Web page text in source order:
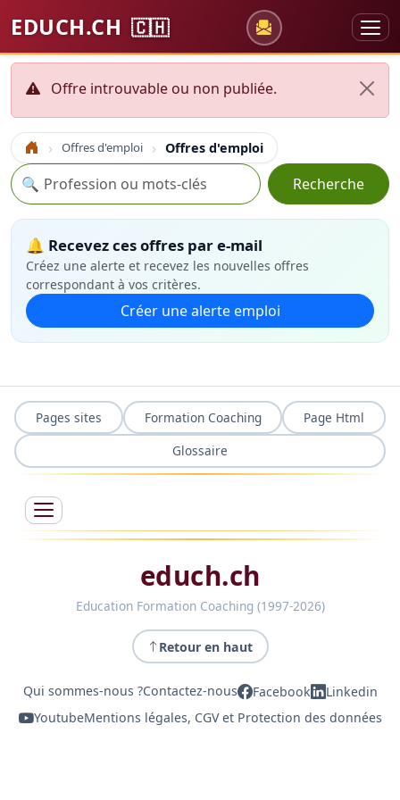
EDUCH.CH 🇨🇭
Offre introuvable ou non publiée.
Accueil Offres d'emploi Offres d'emploi
Recherche
🔍 Recherche
🔔 Recevez ces offres par e-mail
Créez une alerte et recevez les nouvelles offres
correspondant à vos critères.
Créer une alerte emploi
Pages sites Formation Coaching
Page Html
Glossaire
educh.ch
Education Formation Coaching (1997-2026)
Retour en haut
Qui sommes-nous ?Contactez-nous Facebook
Linkedin
YoutubeMentions légales, CGV et Protection des données